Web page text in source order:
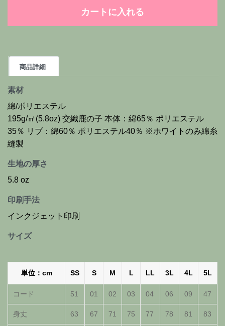
カートに入れる
商品詳細
素材
綿/ポリエステル
195g/㎡(5.8oz) 交織鹿の子 本体：綿65％ ポリエステル
35％ リブ：綿60％ ポリエステル40％ ※ホワイトのみ綿糸
縫製
生地の厚さ
5.8 oz
印刷手法
インクジェット印刷
サイズ
単位：cm SS S M L LL 3L 4L 5L
コード 51 01 02 03 04 06 09 47
身丈 63 67 71 75 77 78 81 83